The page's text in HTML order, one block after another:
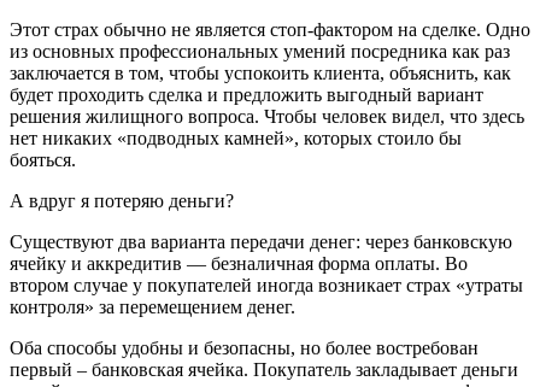
Этот страх обычно не является стоп-фактором на сделке. Одно
из основных профессиональных умений посредника как раз
заключается в том, чтобы успокоить клиента, объяснить, как
будет проходить сделка и предложить выгодный вариант
решения жилищного вопроса. Чтобы человек видел, что здесь
нет никаких «подводных камней», которых стоило бы
бояться.
А вдруг я потеряю деньги?
Существуют два варианта передачи денег: через банковскую
ячейку и аккредитив — безналичная форма оплаты. Во
втором случае у покупателей иногда возникает страх «утраты
контроля» за перемещением денег.
Оба способы удобны и безопасны, но более востребован
первый – банковская ячейка. Покупатель закладывает деньги